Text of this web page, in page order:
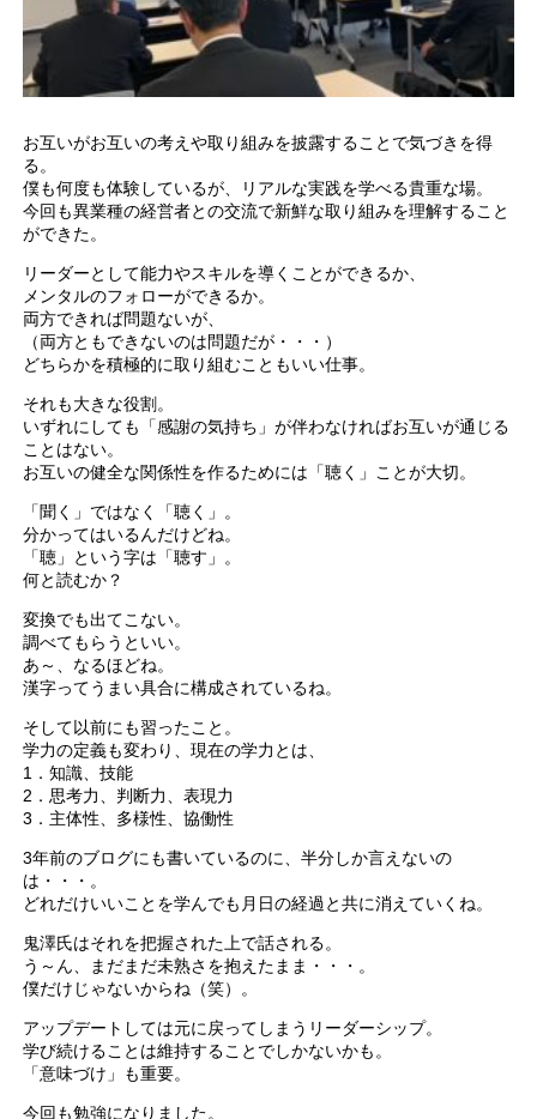
お互いがお互いの考えや取り組みを披露することで気づきを得
る。
僕も何度も体験しているが、リアルな実践を学べる貴重な場。
今回も異業種の経営者との交流で新鮮な取り組みを理解すること
ができた。
リーダーとして能力やスキルを導くことができるか、
メンタルのフォローができるか。
両方できれば問題ないが、
（両方ともできないのは問題だが・・・）
どちらかを積極的に取り組むこともいい仕事。
それも大きな役割。
いずれにしても「感謝の気持ち」が伴わなければお互いが通じる
ことはない。
お互いの健全な関係性を作るためには「聴く」ことが大切。
「聞く」ではなく「聴く」。
分かってはいるんだけどね。
「聴」という字は「聴す」。
何と読むか？
変換でも出てこない。
調べてもらうといい。
あ～、なるほどね。
漢字ってうまい具合に構成されているね。
そして以前にも習ったこと。
学力の定義も変わり、現在の学力とは、
1．知識、技能
2．思考力、判断力、表現力
3．主体性、多様性、協働性
3年前のブログにも書いているのに、半分しか言えないの
は・・・。
どれだけいいことを学んでも月日の経過と共に消えていくね。
鬼澤氏はそれを把握された上で話される。
う～ん、まだまだ未熟さを抱えたまま・・・。
僕だけじゃないからね（笑）。
アップデートしては元に戻ってしまうリーダーシップ。
学び続けることは維持することでしかないかも。
「意味づけ」も重要。
今回も勉強になりました。